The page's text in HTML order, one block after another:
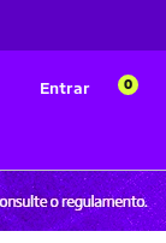
Entrar 0